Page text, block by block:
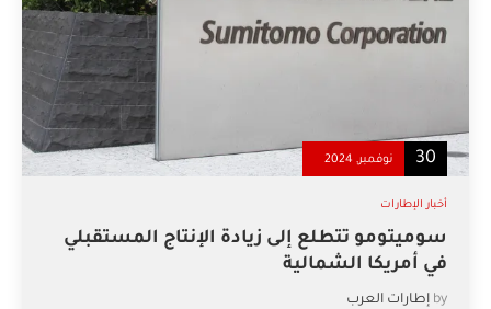
30 نوفمبر, 2024
أخبار الإطارات
سوميتومو تتطلع إلى زيادة الإنتاج المستقبلي
في أمريكا الشمالية
by إطارات العرب